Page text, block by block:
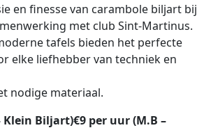
en finesse van carambole biljart bij
met club Sint-Martinus.
tafels bieden het perfecte
elke liefhebber van techniek en
nodige materiaal.
Klein Biljart)€9 per uur (M.B –